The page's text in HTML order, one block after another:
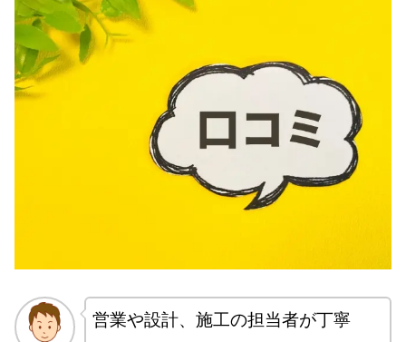
営業や設計、施工の担当者が丁寧